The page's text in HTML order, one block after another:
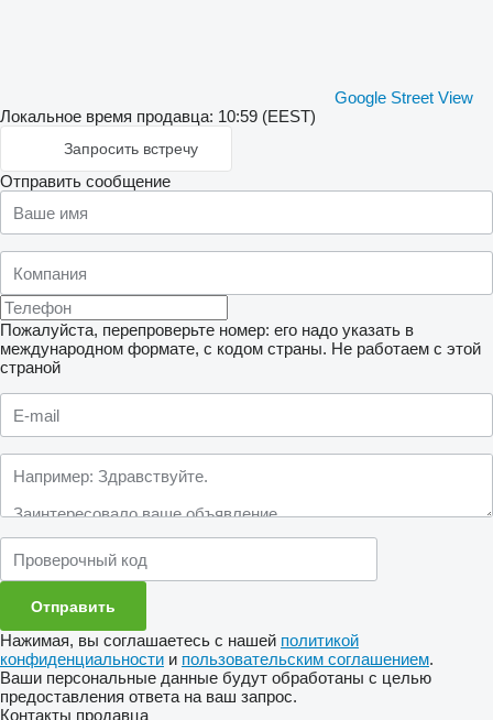
Google Street View
Локальное время продавца: 10:59 (EEST)
Запросить встречу
Отправить сообщение
Пожалуйста, перепроверьте номер: его надо указать в
международном формате, с кодом страны. Не работаем с этой
страной
Нажимая, вы соглашаетесь с нашей политикой
конфиденциальности и пользовательским соглашением.
Ваши персональные данные будут обработаны с целью
предоставления ответа на ваш запрос.
Контакты продавца